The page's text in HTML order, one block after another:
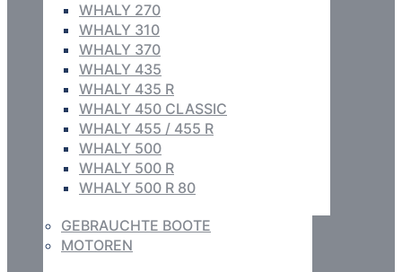
WHALY 270
WHALY 310
WHALY 370
WHALY 435
WHALY 435 R
WHALY 450 CLASSIC
WHALY 455 / 455 R
WHALY 500
WHALY 500 R
WHALY 500 R 80
GEBRAUCHTE BOOTE
MOTOREN